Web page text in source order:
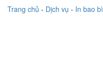
Trang chủ - Dịch vụ - In bao bì